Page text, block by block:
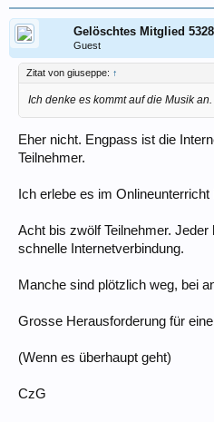
Gelöschtes Mitglied 5328
Guest
Zitat von giuseppe: ↑
Ich denke es kommt auf die Musik an.
Eher nicht. Engpass ist die
Teilnehmer.
Ich erlebe es im
Acht bis zwölf Teilnehmer.
schnelle Internetverbindung.
Manche sind plötzlich weg, bei
Grosse Herausforderung für
(Wenn es überhaupt geht)
CzG